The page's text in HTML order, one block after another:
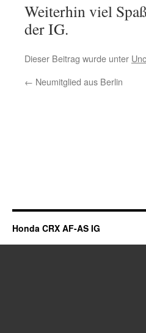
Weiterhin viel
der IG.
Dieser Beitrag wurde unter
← Neumitglied aus Berlin
Honda CRX AF-AS IG